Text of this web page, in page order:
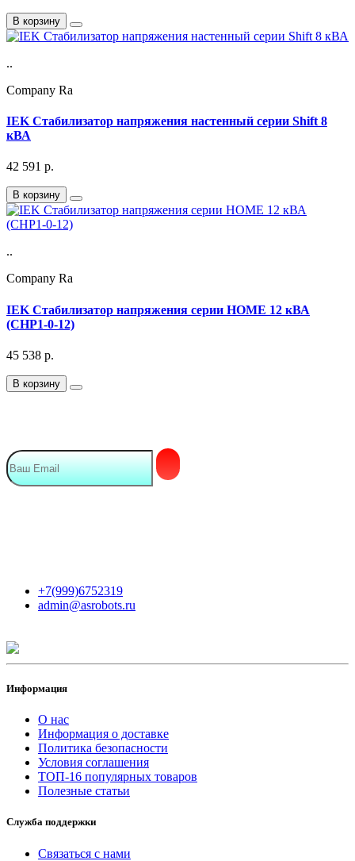
В корзину
..
Company Ra
IEK Стабилизатор напряжения настенный серии Shift 8
кВА
42 591 р.
В корзину
..
Company Ra
IEK Стабилизатор напряжения серии HOME 12 кВА
(СНР1-0-12)
45 538 р.
В корзину
+7(999)6752319
admin@asrobots.ru
Информация
О нас
Информация о доставке
Политика безопасности
Условия соглашения
ТОП-16 популярных товаров
Полезные статьи
Служба поддержки
Связаться с нами